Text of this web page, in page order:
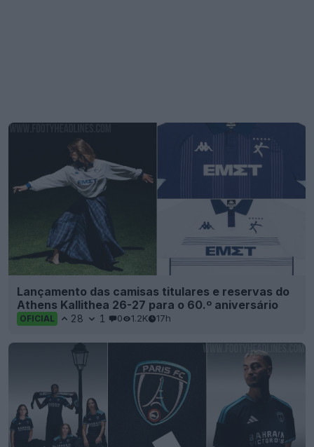
Lançamento das camisas titulares e reservas do
Athens Kallithea 26-27 para o 60.º aniversário
OFICIAL 28 1 0 1.2K 17h